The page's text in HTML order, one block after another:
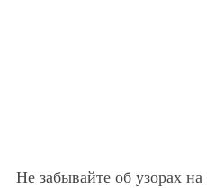
Не забывайте об узорах